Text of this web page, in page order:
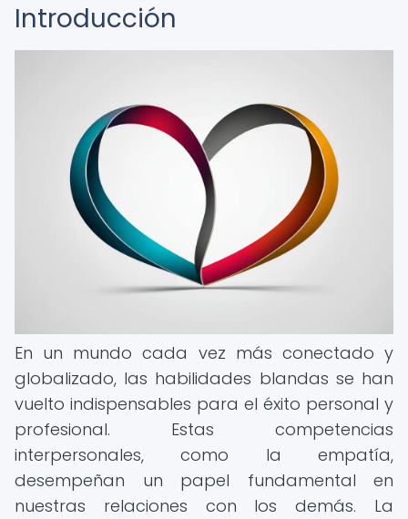
Introducción
En un mundo cada vez más conectado y
globalizado, las habilidades blandas se han
vuelto indispensables para el éxito personal y
profesional. Estas competencias
interpersonales, como la empatía,
desempeñan un papel fundamental en
nuestras relaciones con los demás. La